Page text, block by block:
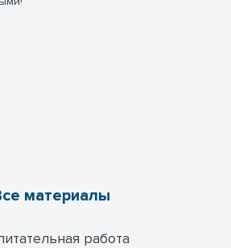
материалы
работа